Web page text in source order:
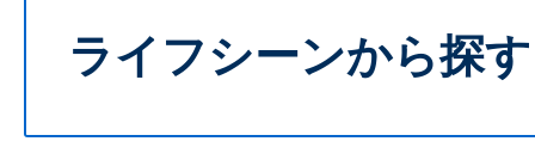
ライフシーンから探す